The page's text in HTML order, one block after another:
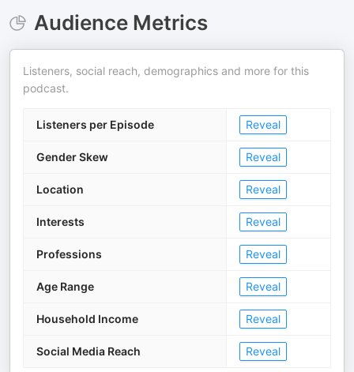
Audience Metrics
Listeners, social reach, demographics and more for this
podcast.
Listeners per Episode Reveal
Gender Skew Reveal
Location Reveal
Interests Reveal
Professions Reveal
Age Range Reveal
Household Income Reveal
Social Media Reach Reveal